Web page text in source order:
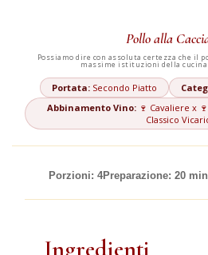
Pollo alla
Possiamo dire con assoluta certezza che il
massime istituzioni della
Portata: Secondo Piatto
Abbinamento Vino: 🍷 Cavaliere x
Classico
Porzioni: 4Preparazione: 20
Ingredienti